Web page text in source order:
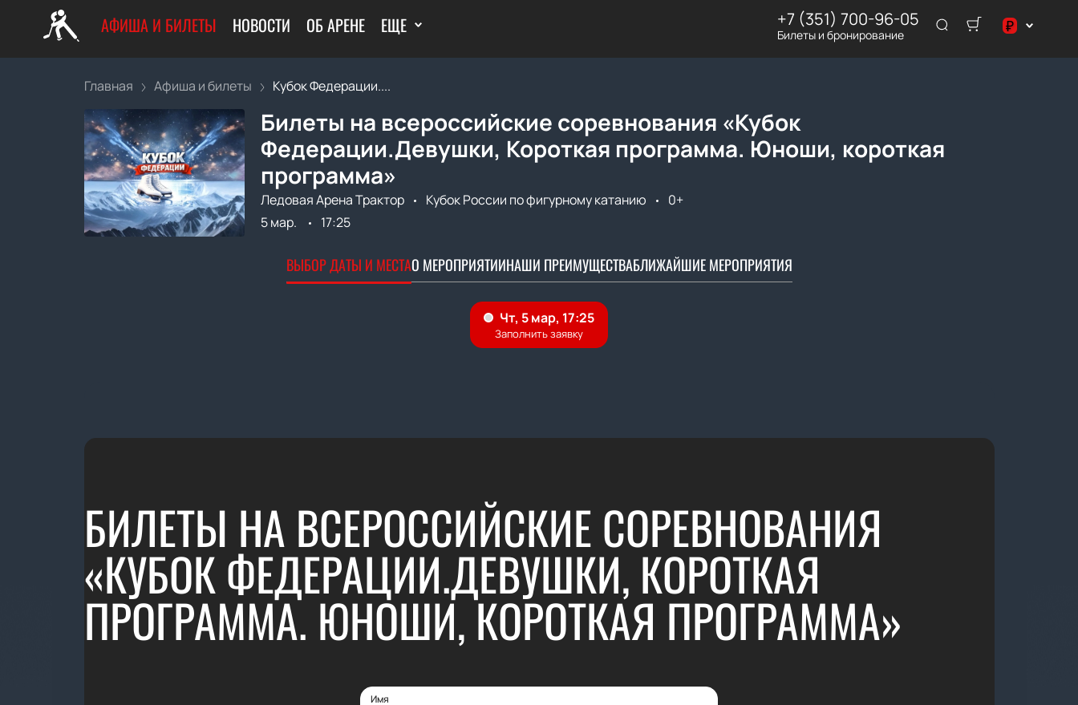
АФИША И БИЛЕТЫ НОВОСТИ ОБ АРЕНЕ ЕЩЕ +7 (351) 700-96-05
Билеты и бронирование ₽
$
Главная Афиша и билеты Кубок Федерации....
Билеты на всероссийские соревнования «Кубок
Федерации.Девушки, Короткая программа. Юноши, короткая
программа»
Ледовая Арена Трактор Кубок России по фигурному катанию
0+
5 мар.
17:25
ВЫБОР ДАТЫ И МЕСТАО МЕРОПРИЯТИИНАШИ ПРЕИМУЩЕСТВАБЛИЖАЙШИЕ МЕРОПРИЯТИЯ
БИЛЕТЫ НА ВСЕРОССИЙСКИЕ СОРЕВНОВАНИЯ
«КУБОК ФЕДЕРАЦИИ.ДЕВУШКИ, КОРОТКАЯ
ПРОГРАММА. ЮНОШИ, КОРОТКАЯ ПРОГРАММА»
Имя